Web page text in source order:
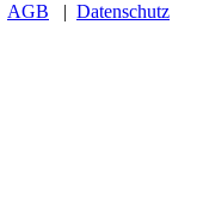
AGB | Datenschutz